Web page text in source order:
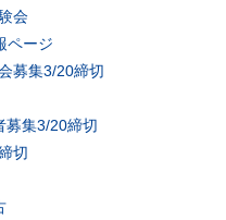
会
ページ
募集3/20締切
募集3/20締切
切